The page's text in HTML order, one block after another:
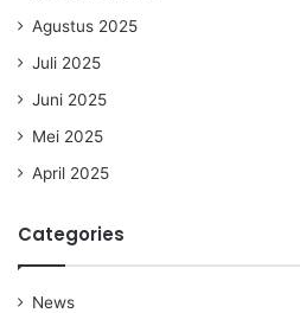
Agustus 2025
Juli 2025
Juni 2025
Mei 2025
April 2025
Categories
News